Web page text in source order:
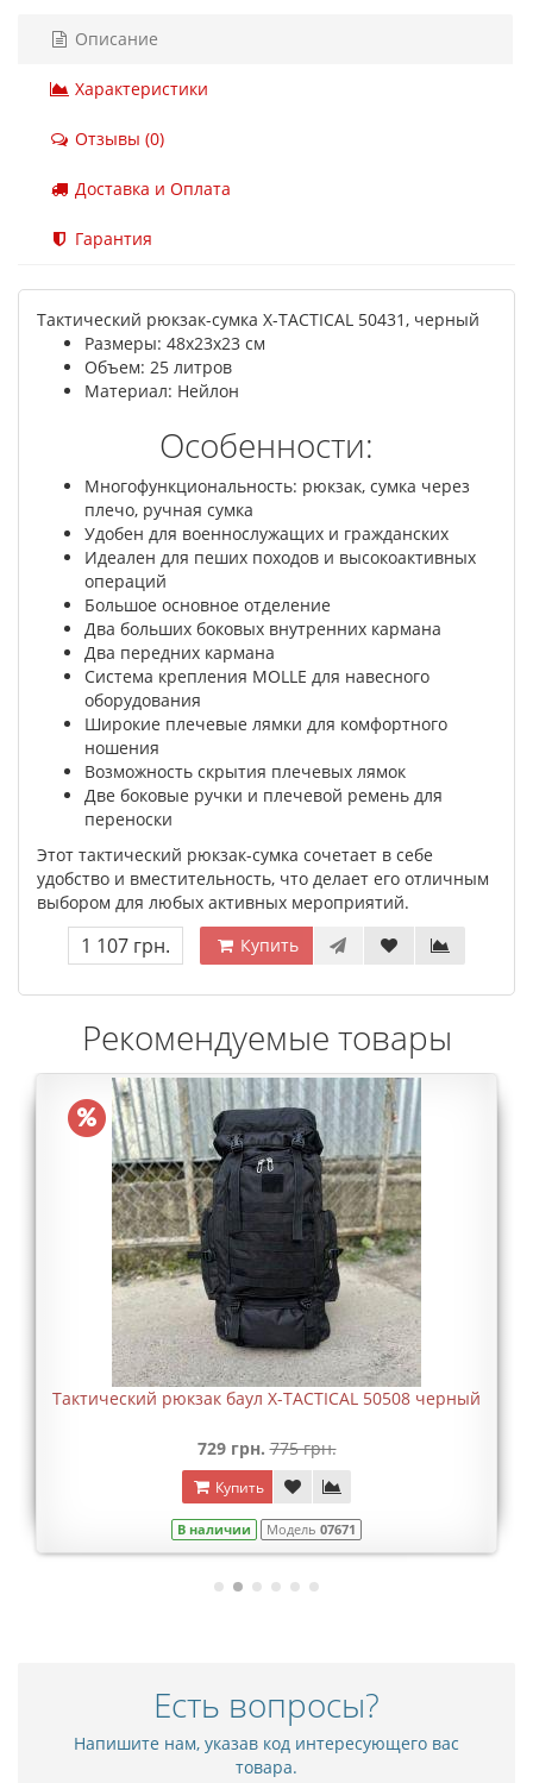
Описание
Характеристики
Отзывы (0)
Доставка и Оплата
Гарантия
Тактический рюкзак-сумка X-TACTICAL 50431, черный
Размеры: 48x23x23 см
Объем: 25 литров
Материал: Нейлон
Особенности:
Многофункциональность: рюкзак, сумка через
плечо, ручная сумка
Удобен для военнослужащих и гражданских
Идеален для пеших походов и высокоактивных
операций
Большое основное отделение
Два больших боковых внутренних кармана
Два передних кармана
Система крепления MOLLE для навесного
оборудования
Широкие плечевые лямки для комфортного
ношения
Возможность скрытия плечевых лямок
Две боковые ручки и плечевой ремень для
переноски
Этот тактический рюкзак-сумка сочетает в себе
удобство и вместительность, что делает его отличным
выбором для любых активных мероприятий.
1 107 грн. Купить
Рекомендуемые товары
Тактический рюкзак баул X-TACTICAL 50508 черный
729 грн. 775 грн.
Купить
В наличии Модель 07671
Есть вопросы?
Напишите нам, указав код интересующего вас
товара.